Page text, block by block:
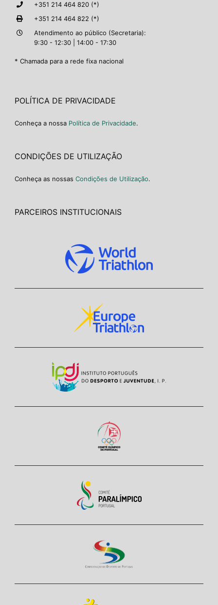
+351 214 464 820 (*)
+351 214 464 822 (*)
Atendimento ao público (Secretaria):
9:30 - 12:30 | 14:00 - 17:30
* Chamada para a rede fixa nacional
POLÍTICA DE PRIVACIDADE
Conheça a nossa Política de Privacidade.
CONDIÇÕES DE UTILIZAÇÃO
Conheça as nossas Condições de Utilização.
PARCEIROS INSTITUCIONAIS